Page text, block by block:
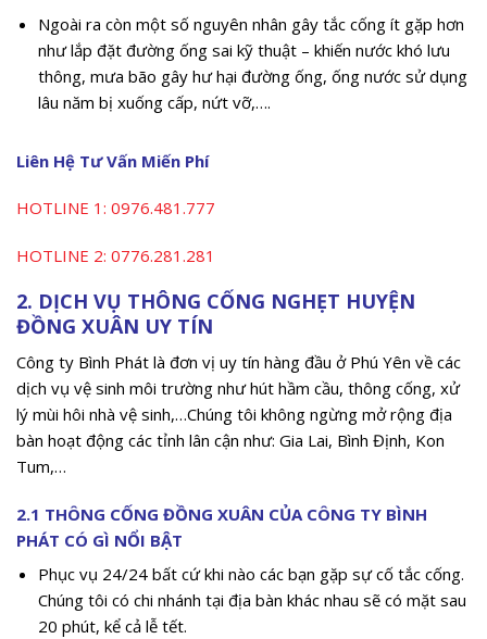
Ngoài ra còn một số nguyên nhân gây tắc cống ít gặp hơn
như lắp đặt đường ống sai kỹ thuật – khiến nước khó lưu
thông, mưa bão gây hư hại đường ống, ống nước sử dụng
lâu năm bị xuống cấp, nứt vỡ,….
Liên Hệ Tư Vấn Miến Phí
HOTLINE 1: 0976.481.777
HOTLINE 2: 0776.281.281
2. DỊCH VỤ THÔNG CỐNG NGHẸT HUYỆN
ĐỒNG XUÂN UY TÍN
Công ty Bình Phát là đơn vị uy tín hàng đầu ở Phú Yên về các
dịch vụ vệ sinh môi trường như hút hầm cầu, thông cống, xử
lý mùi hôi nhà vệ sinh,…Chúng tôi không ngừng mở rộng địa
bàn hoạt động các tỉnh lân cận như: Gia Lai, Bình Định, Kon
Tum,…
2.1 THÔNG CỐNG ĐỒNG XUÂN CỦA CÔNG TY BÌNH
PHÁT CÓ GÌ NỔI BẬT
Phục vụ 24/24 bất cứ khi nào các bạn gặp sự cố tắc cống.
Chúng tôi có chi nhánh tại địa bàn khác nhau sẽ có mặt sau
20 phút, kể cả lễ tết.